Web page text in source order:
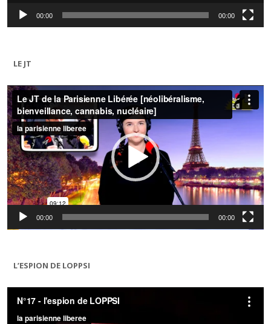
00:00 00:00
LE JT
Lecteur
vidéo
00:00 00:00
L’ESPION DE LOPPSI
Lecteur
vidéo